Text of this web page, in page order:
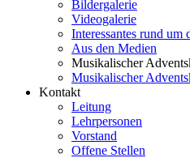
Bildergalerie
Videogalerie
Interessantes rund um
Aus den Medien
Musikalischer
Musikalischer
Kontakt
Leitung
Lehrpersonen
Vorstand
Offene Stellen